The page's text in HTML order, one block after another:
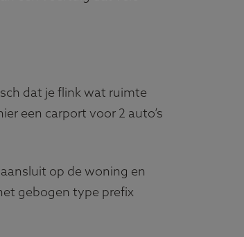
dat je flink wat ruimte
een carport voor 2 auto’s
op de woning en
gebogen type prefix